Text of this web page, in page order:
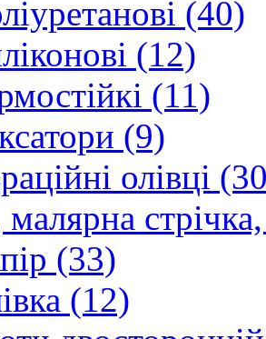
(40)
(12)
(11)
(9)
олівці
(33)
(12)